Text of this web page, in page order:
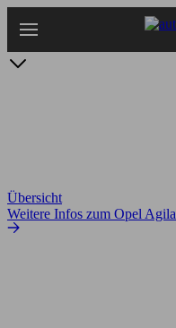
Hauptinhalt
Übersicht
Weitere Infos zum Opel Agila